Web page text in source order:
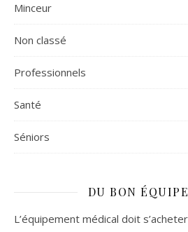
Minceur
Non classé
Professionnels
Santé
Séniors
DU BON
L’équipement médical doit